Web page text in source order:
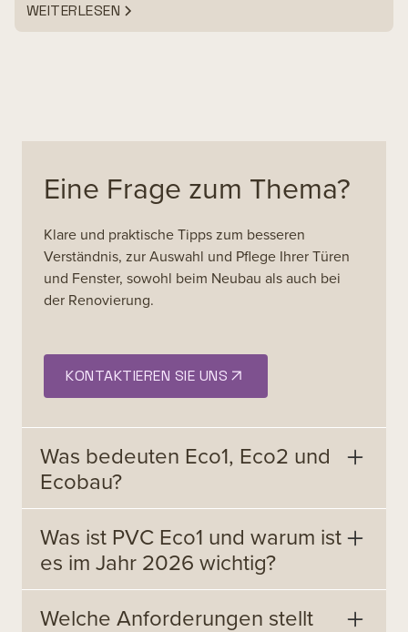
WEITERLESEN
Eine Frage zum Thema?
Klare und praktische Tipps zum besseren
Verständnis, zur Auswahl und Pflege Ihrer Türen
und Fenster, sowohl beim Neubau als auch bei
der Renovierung.
KONTAKTIEREN SIE UNS
Was bedeuten Eco1, Eco2 und
Ecobau?
Ecobau ist die Schweizer Plattform für
Standards im nachhaltigen Bauen für
Kommunen und Bauherren. In den
Materiallisten steht „Eco1“ für die aus
ökologischer und gesundheitlicher Sicht
Was ist PVC Eco1 und warum ist
es im Jahr 2026 wichtig?
Ein Profil der Klasse Eco1 erfüllt die strengsten
Welche Anforderungen stellt